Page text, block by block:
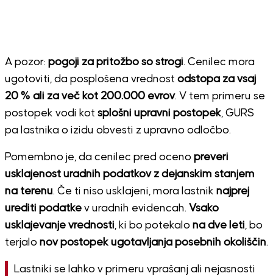
A pozor: pogoji za pritožbo so strogi. Cenilec mora
ugotoviti, da posplošena vrednost odstopa za vsaj
20 % ali za več kot 200.000 evrov. V tem primeru se
postopek vodi kot splošni upravni postopek, GURS
pa lastnika o izidu obvesti z upravno odločbo.
Pomembno je, da cenilec pred oceno preveri
usklajenost uradnih podatkov z dejanskim stanjem
na terenu. Če ti niso usklajeni, mora lastnik najprej
urediti podatkev uradnih evidencah. Vsako
usklajevanje vrednosti, ki bo potekalo na dve leti, bo
terjalo nov postopek ugotavljanja posebnih okoliščin.
Lastniki se lahko v primeru vprašanj ali nejasnosti